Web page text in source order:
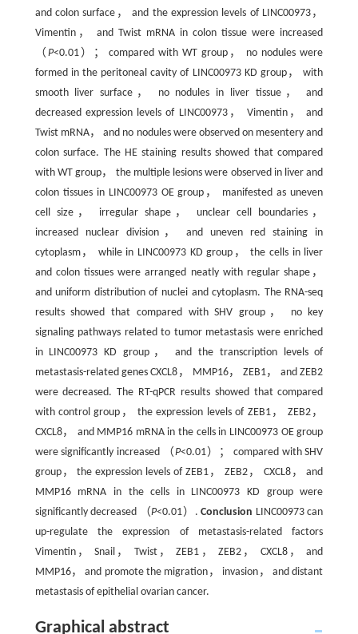
and colon surface， and the expression levels of LINC00973，
Vimentin， and Twist mRNA in colon tissue were increased
（ P<0.01）； compared with WT group， no nodules were
formed in the peritoneal cavity of LINC00973 KD group， with
smooth liver surface， no nodules in liver tissue， and
decreased expression levels of LINC00973， Vimentin， and
Twist mRNA， and no nodules were observed on mesentery and
colon surface. The HE staining results showed that compared
with WT group， the multiple lesions were observed in liver and
colon tissues in LINC00973 OE group， manifested as uneven
cell size， irregular shape， unclear cell boundaries，
increased nuclear division， and uneven red staining in
cytoplasm， while in LINC00973 KD group， the cells in liver
and colon tissues were arranged neatly with regular shape，
and uniform distribution of nuclei and cytoplasm. The RNA-seq
results showed that compared with SHV group， no key
signaling pathways related to tumor metastasis were enriched
in LINC00973 KD group， and the transcription levels of
metastasis-related genes CXCL8， MMP16， ZEB1， and ZEB2
were decreased. The RT-qPCR results showed that compared
with control group， the expression levels of ZEB1， ZEB2，
CXCL8， and MMP16 mRNA in the cells in LINC00973 OE group
were significantly increased （P<0.01）； compared with SHV
group， the expression levels of ZEB1， ZEB2， CXCL8， and
MMP16 mRNA in the cells in LINC00973 KD group were
significantly decreased （P<0.01）.Conclusion LINC00973 can
up-regulate the expression of metastasis-related factors
Vimentin， Snail， Twist， ZEB1， ZEB2， CXCL8， and
MMP16， and promote the migration， invasion， and distant
metastasis of epithelial ovarian cancer.
Graphical abstract